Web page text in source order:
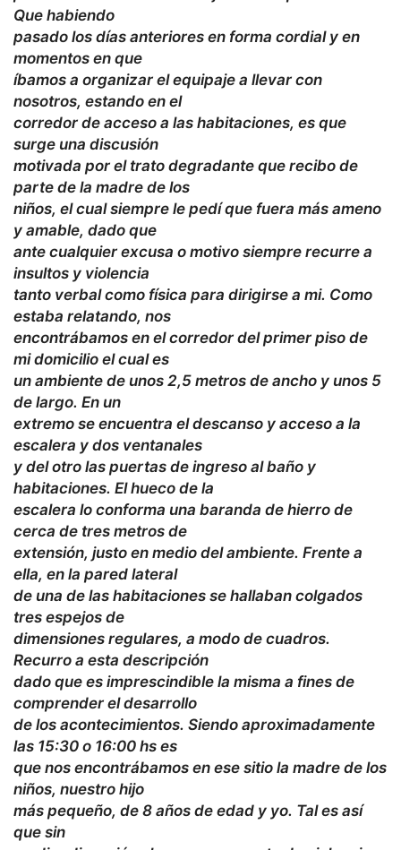
Que habiendo
pasado los días anteriores en forma cordial y en
momentos en que
íbamos a organizar el equipaje a llevar con
nosotros, estando en el
corredor de acceso a las habitaciones, es que
surge una discusión
motivada por el trato degradante que recibo de
parte de la madre de los
niños, el cual siempre le pedí que fuera más ameno
y amable, dado que
ante cualquier excusa o motivo siempre recurre a
insultos y violencia
tanto verbal como física para dirigirse a mi. Como
estaba relatando, nos
encontrábamos en el corredor del primer piso de
mi domicilio el cual es
un ambiente de unos 2,5 metros de ancho y unos 5
de largo. En un
extremo se encuentra el descanso y acceso a la
escalera y dos ventanales
y del otro las puertas de ingreso al baño y
habitaciones. El hueco de la
escalera lo conforma una baranda de hierro de
cerca de tres metros de
extensión, justo en medio del ambiente. Frente a
ella, en la pared lateral
de una de las habitaciones se hallaban colgados
tres espejos de
dimensiones regulares, a modo de cuadros.
Recurro a esta descripción
dado que es imprescindible la misma a fines de
comprender el desarrollo
de los acontecimientos. Siendo aproximadamente
las 15:30 o 16:00 hs es
que nos encontrábamos en ese sitio la madre de los
niños, nuestro hijo
más pequeño, de 8 años de edad y yo. Tal es así
que sin